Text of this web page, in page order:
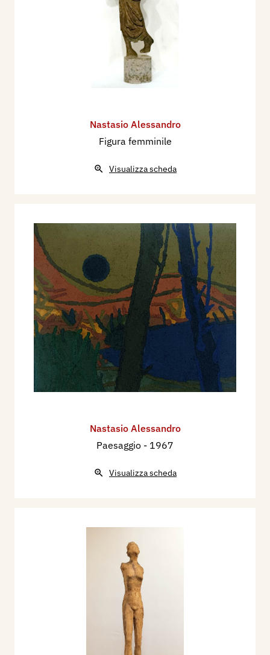
Nastasio Alessandro
Figura femminile
Visualizza scheda
Nastasio Alessandro
Paesaggio - 1967
Visualizza scheda